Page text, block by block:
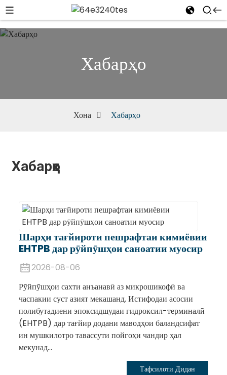
Хабарҳо
Хона Хабарҳо
Хабарҳо
Шарҳи тағйироти пешрафтаи кимиёвии
EHTPB дар рӯйпӯшҳои саноатии муосир
2026-08-06
Рӯйпӯшҳои сахти анъанавӣ аз микрошикофӣ ва
часпакии суст азият мекашанд. Истифодаи асосии
полибутадиени эпоксидшудаи гидроксил-терминалӣ
(EHTPB) дар тағйир додани маводҳои баландсифат
ин мушкилотро тавассути пойгоҳи чандир ҳал
мекунад...
Тафсилоти Дидан